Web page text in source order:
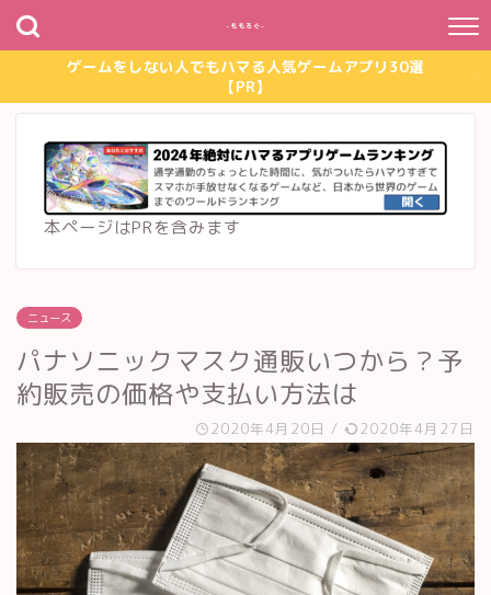
~ももろぐ~
ゲームをしない人でもハマる人気ゲームアプリ30選
【PR】
本ページはPRを含みます
ニュース
パナソニックマスク通販いつから？予
約販売の価格や支払い方法は
2020年4月20日 / 2020年4月27日